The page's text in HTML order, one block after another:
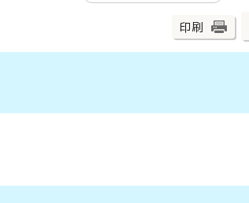
印刷